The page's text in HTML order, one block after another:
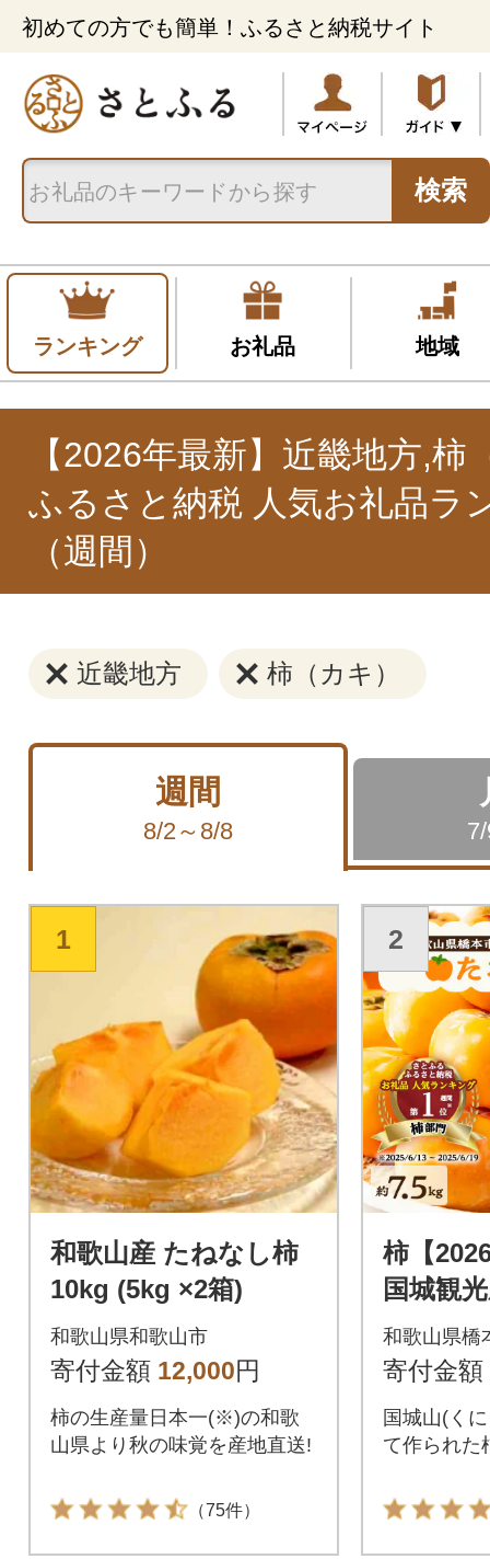
初めての方でも簡単！ふるさと納税サイト
検索
ランキング お礼品 地域
【2026年最新】近畿地方,柿
ふるさと納税 人気お礼品ラ
（週間）
近畿地方 柿（カキ）
週間
8/2～8/8
1
和歌山産 たねなし柿
10kg (5kg ×2箱)
和歌山県和歌山市
寄付金額 12,000円
柿の生産量日本一(※)の和歌
山県より秋の味覚を産地直送!
（75件）
2
柿【
国城観
し柿(家
約7.5kg
和歌山県橋
寄付金額
国城山(く
て作られた